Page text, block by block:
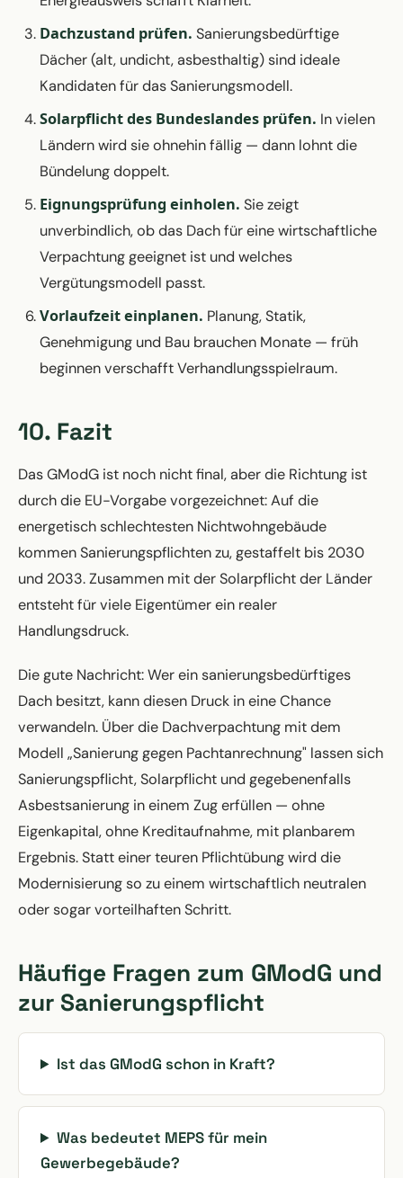
Dachzustand prüfen. Sanierungsbedürftige
Dächer (alt, undicht, asbesthaltig) sind ideale
Kandidaten für das Sanierungsmodell.
Solarpflicht des Bundeslandes prüfen. In vielen
Ländern wird sie ohnehin fällig — dann lohnt die
Bündelung doppelt.
Eignungsprüfung einholen. Sie zeigt
unverbindlich, ob das Dach für eine wirtschaftliche
Verpachtung geeignet ist und welches
Vergütungsmodell passt.
Vorlaufzeit einplanen. Planung, Statik,
Genehmigung und Bau brauchen Monate — früh
beginnen verschafft Verhandlungsspielraum.
10. Fazit
Das GModG ist noch nicht final, aber die Richtung ist
durch die EU-Vorgabe vorgezeichnet: Auf die
energetisch schlechtesten Nichtwohngebäude
kommen Sanierungspflichten zu, gestaffelt bis 2030
und 2033. Zusammen mit der Solarpflicht der Länder
entsteht für viele Eigentümer ein realer
Handlungsdruck.
Die gute Nachricht: Wer ein sanierungsbedürftiges
Dach besitzt, kann diesen Druck in eine Chance
verwandeln. Über die Dachverpachtung mit dem
Modell „Sanierung gegen Pachtanrechnung" lassen sich
Sanierungspflicht, Solarpflicht und gegebenenfalls
Asbestsanierung in einem Zug erfüllen — ohne
Eigenkapital, ohne Kreditaufnahme, mit planbarem
Ergebnis. Statt einer teuren Pflichtübung wird die
Modernisierung so zu einem wirtschaftlich neutralen
oder sogar vorteilhaften Schritt.
Häufige Fragen zum GModG und
zur Sanierungspflicht
Ist das GModG schon in Kraft?
Was bedeutet MEPS für mein
Gewerbegebäude?